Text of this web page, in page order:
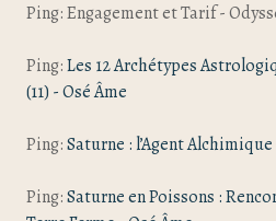
Ping: Engagement et Tarif -
Ping:Les 12 Archétypes
(11) - Osé Âme
Ping:Saturne : l’Agent
Ping:Saturne en Poissons :